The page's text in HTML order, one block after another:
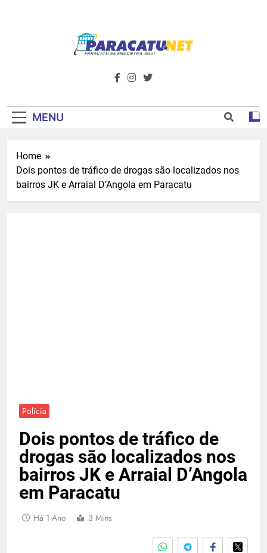
Paracatu.net –
Notícias E
Primeiro Do
Noroeste De
além de tudo sobre esportes e
MENU
Home
Dois pontos de tráfico de drogas são localizados nos
bairros JK e Arraial D’Angola em Paracatu
Polícia
Dois pontos de tráfico de
drogas são localizados nos
bairros JK e Arraial D’Angola
em Paracatu
Há 1 Ano 3 Mins